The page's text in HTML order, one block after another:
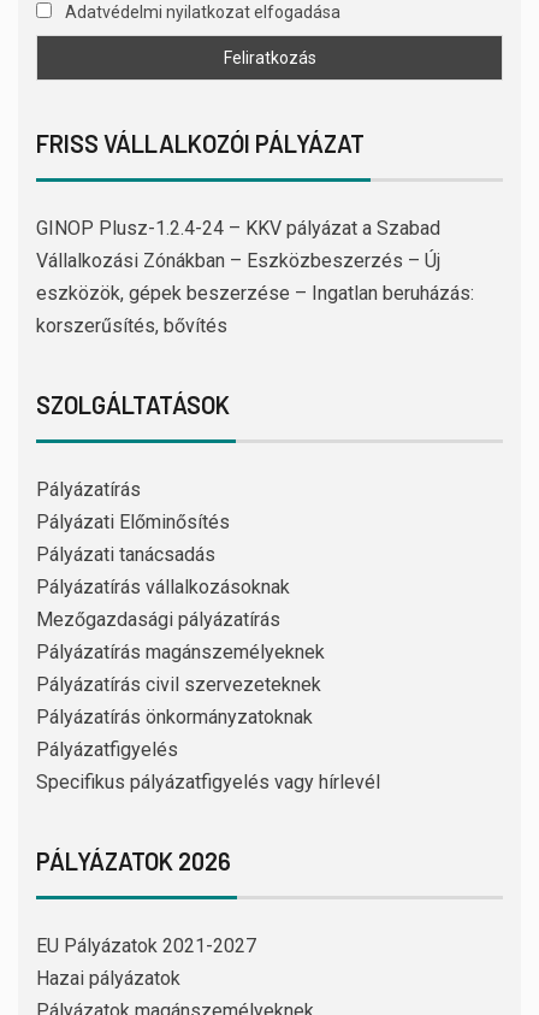
Adatvédelmi nyilatkozat elfogadása
FRISS VÁLLALKOZÓI PÁLYÁZAT
GINOP Plusz-1.2.4-24 – KKV pályázat a Szabad
Vállalkozási Zónákban – Eszközbeszerzés – Új
eszközök, gépek beszerzése – Ingatlan beruházás:
korszerűsítés, bővítés
SZOLGÁLTATÁSOK
Pályázatírás
Pályázati Előminősítés
Pályázati tanácsadás
Pályázatírás vállalkozásoknak
Mezőgazdasági pályázatírás
Pályázatírás magánszemélyeknek
Pályázatírás civil szervezeteknek
Pályázatírás önkormányzatoknak
Pályázatfigyelés
Specifikus pályázatfigyelés vagy hírlevél
PÁLYÁZATOK 2026
EU Pályázatok 2021-2027
Hazai pályázatok